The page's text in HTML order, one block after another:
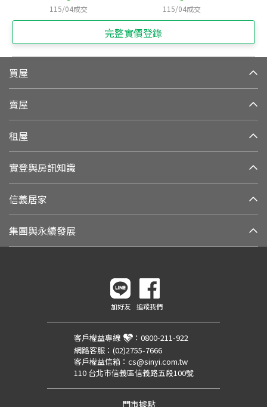
115/04成交 115/04成交
完整實價登錄
買屋
賣屋
租屋
實登與房訊知識
信義居家
集團與永續發展
加好友 追蹤我們
客戶權益專線 ： 0800-211-922
網路客服： (02)2755-7666
客戶權益信箱： cs@sinyi.com.tw
110 台北市信義區信義路五段100號
門市據點